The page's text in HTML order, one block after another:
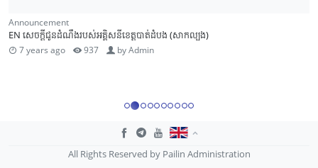
Announcement
EN សេចក្តីជូនដំណឹងរបស់អគ្គិសនីខេត្តបាត់ដំបង (សាកល្បង)
7 years ago 937 byAdmin
All Rights Reserved by Pailin Administration